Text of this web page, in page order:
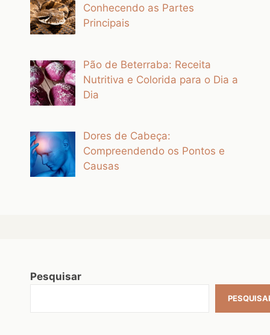
Conhecendo as Partes
Principais
Pão de Beterraba: Receita
Nutritiva e Colorida para o Dia a
Dia
Dores de Cabeça:
Compreendendo os Pontos e
Causas
Pesquisar